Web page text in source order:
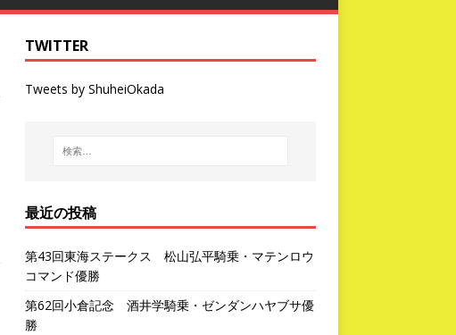
TWITTER
Tweets by ShuheiOkada
最近の投稿
第43回東海ステークス 松山弘平騎乗・マテンロウ
コマンド優勝
第62回小倉記念 酒井学騎乗・ゼンダンハヤブサ優
勝